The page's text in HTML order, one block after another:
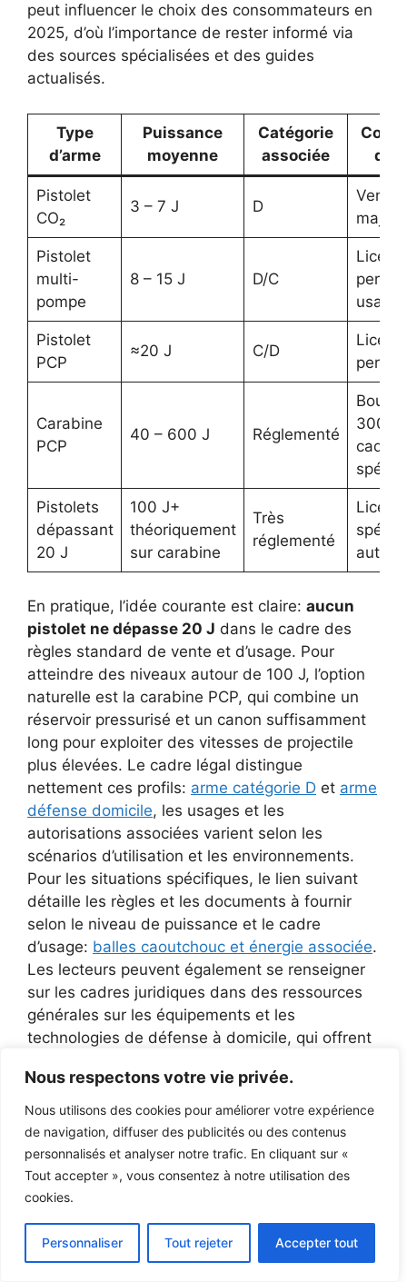
Nous respectons votre vie privée.
Nous utilisons des cookies pour améliorer votre expérience
de navigation, diffuser des publicités ou des contenus
personnalisés et analyser notre trafic. En cliquant sur «
Tout accepter », vous consentez à notre utilisation des
cookies.
Personnaliser Tout rejeter Accepter tout
peut influencer le choix des consommateurs en
2025, d’où l’importance de rester informé via
des sources spécialisées et des guides
actualisés.
Type
d’arme
Puissance
moyenne
Catégorie
associée
Pistolet
CO₂
3 – 7 J D
Vente
Pistolet
multi-
pompe
8 – 15 J D/C
usage
Pistolet
PCP
≈20 J C/D
permis
Carabine
PCP
40 – 600 J Réglementé
300
cadre
Pistolets
dépassant
20 J
100 J+
théoriquement
sur carabine
Très
réglementé
En pratique, l’idée courante est claire: aucun
pistolet ne dépasse 20 J dans le cadre des
règles standard de vente et d’usage. Pour
atteindre des niveaux autour de 100 J, l’option
naturelle est la carabine PCP, qui combine un
réservoir pressurisé et un canon suffisamment
long pour exploiter des vitesses de projectile
plus élevées. Le cadre légal distingue
nettement ces profils: arme catégorie D et arme
défense domicile, les usages et les
autorisations associées varient selon les
scénarios d’utilisation et les environnements.
Pour les situations spécifiques, le lien suivant
détaille les règles et les documents à fournir
selon le niveau de puissance et le cadre
d’usage: balles caoutchouc et énergie associée.
Les lecteurs peuvent également se renseigner
sur les cadres juridiques dans des ressources
générales sur les équipements et les
technologies de défense à domicile, qui offrent
pour 2025.
Exemples concrets et retours d’expérience
indiquent que les fabricants privilégient les
segments sûrs et conformes. Certaines
marques européennes proposent des offres qui
respectent les cadres légaux tout en offrant des
performances suffisantes pour l’entraînement et
le tir sportif sur cible. Pour les passionnés qui